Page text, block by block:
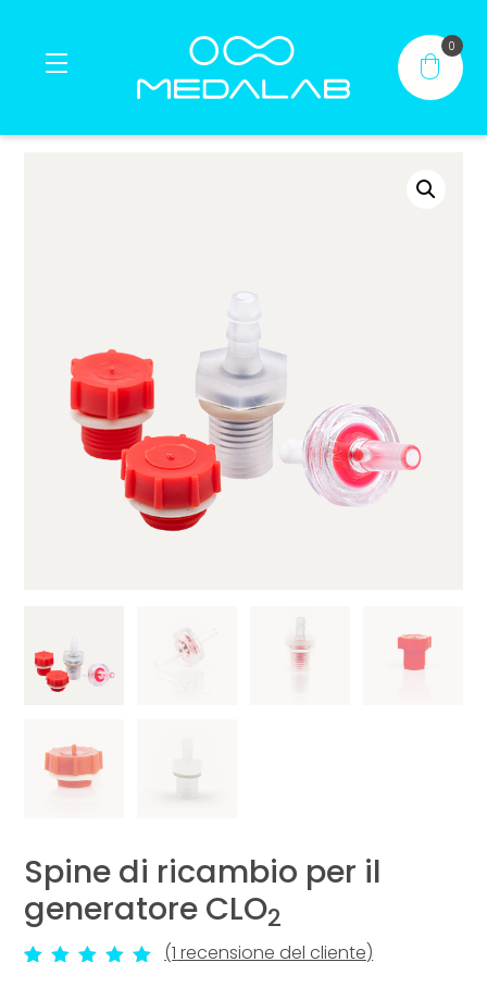
Scopri Biotrohn® Scopri Plasmatrohn®
Il mio account
NUOVO
ES
EN DE FR PT
0
Spine di ricambio per il
generatore CLO2
(1 recensione del cliente)